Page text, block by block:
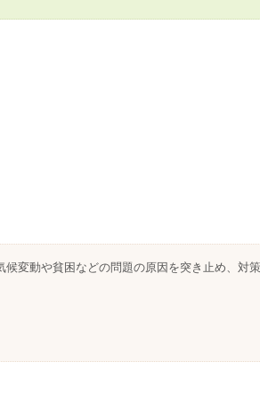
変動や貧困などの問題の原因を突き止め、対